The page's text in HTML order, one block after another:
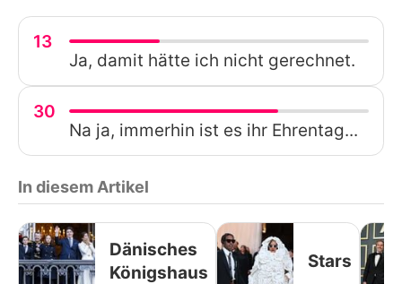
13
Ja, damit hätte ich nicht gerechnet.
30
Na ja, immerhin ist es ihr Ehrentag...
In diesem Artikel
Dänisches
Königshaus
Stars